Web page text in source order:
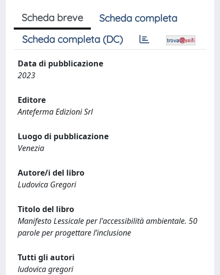
Scheda breve
Scheda completa
Scheda completa (DC)
Data di pubblicazione
2023
Editore
Anteferma Edizioni Srl
Luogo di pubblicazione
Venezia
Autore/i del libro
Ludovica Gregori
Titolo del libro
Manifesto Lessicale per l'accessibilità ambientale. 50
parole per progettare l’inclusione
Tutti gli autori
ludovica gregori